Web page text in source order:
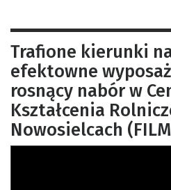
Trafione kierunki
efektowne
rosnący nabór w
Kształcenia
Nowosielcach